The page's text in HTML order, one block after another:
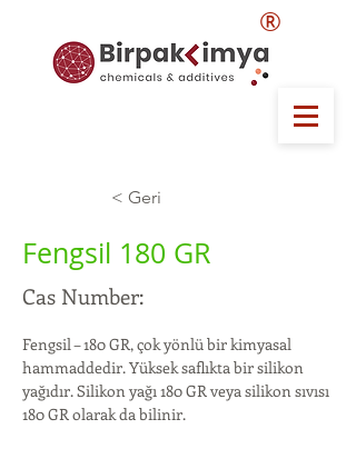
®
< Geri
Fengsil 180 GR
Cas Number:
Fengsil – 180 GR, çok yönlü bir kimyasal
hammaddedir. Yüksek saflıkta bir silikon
yağıdır. Silikon yağı 180 GR veya silikon sıvısı
180 GR olarak da bilinir.